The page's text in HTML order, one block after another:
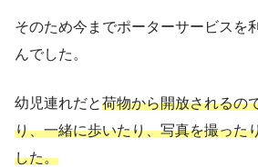
そのため今までポーターサービスを
んでした。
幼児連れだと荷物から開放されるの
り、一緒に歩いたり、写真を撮った
した。